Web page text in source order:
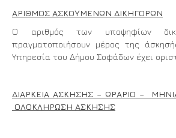
ΑΡΙΘΜΟΣ ΑΣΚΟΥΜΕΝΩΝ ΔΙΚΗΓΟΡΩΝ
Ο αριθμός των υποψηφίων
πραγματοποιήσουν μέρος της
Υπηρεσία του Δήμου Σοφάδων έχει
ΔΙΑΡΚΕΙΑ ΑΣΚΗΣΗΣ – ΩΡΑΡΙΟ –
ΟΛΟΚΛΗΡΩΣΗ ΑΣΚΗΣΗΣ